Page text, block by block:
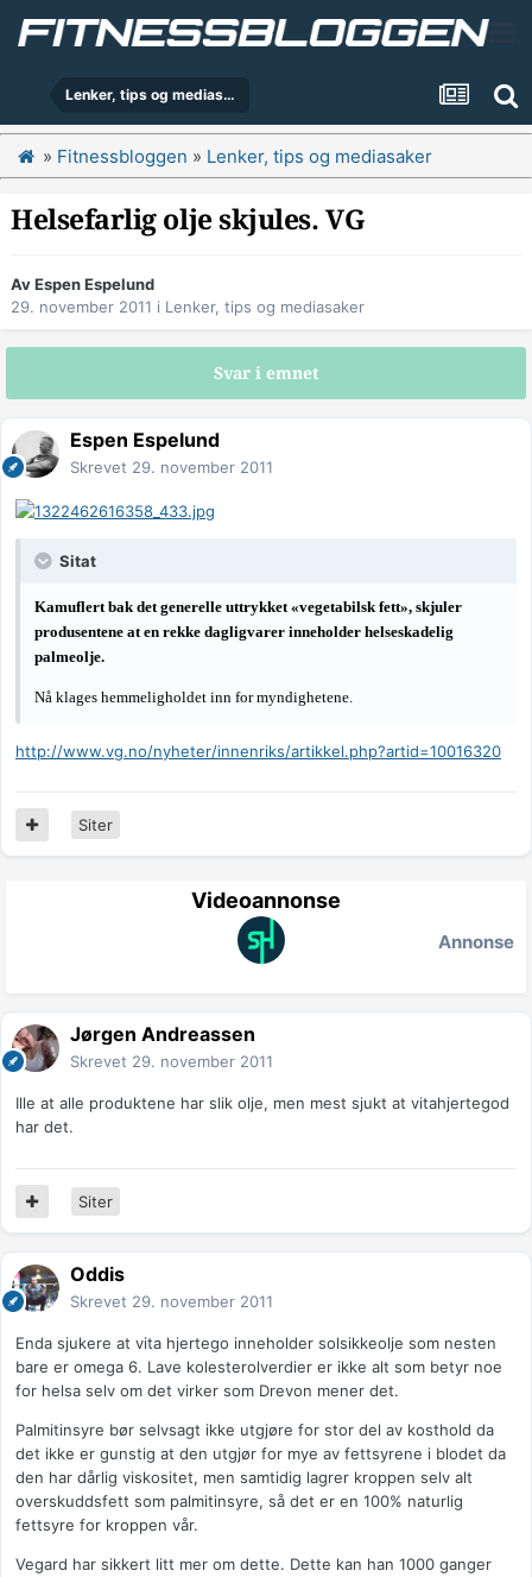
Lenker, tips og mediasaker
» Fitnessbloggen » Lenker, tips og mediasaker
Helsefarlig olje skjules. VG
AvEspen Espelund
29. november 2011 i Lenker, tips og mediasaker
Svar i emnet
Espen Espelund
Skrevet 29. november 2011
Sitat
Kamuflert bak det generelle uttrykket «vegetabilsk fett», skjuler
produsentene at en rekke dagligvarer inneholder helseskadelig
palmeolje.
Nå klages hemmeligholdet inn for myndighetene.
http://www.vg.no/nyheter/innenriks/artikkel.php?artid=10016320
Siter
Videoannonse
Annonse
Jørgen Andreassen
Skrevet 29. november 2011
Ille at alle produktene har slik olje, men mest sjukt at vitahjertegod
har det.
Siter
Oddis
Skrevet 29. november 2011
Enda sjukere at vita hjertego inneholder solsikkeolje som nesten
bare er omega 6. Lave kolesterolverdier er ikke alt som betyr noe
for helsa selv om det virker som Drevon mener det.
Palmitinsyre bør selvsagt ikke utgjøre for stor del av kosthold da
det ikke er gunstig at den utgjør for mye av fettsyrene i blodet da
den har dårlig viskositet, men samtidig lagrer kroppen selv alt
overskuddsfett som palmitinsyre, så det er en 100% naturlig
fettsyre for kroppen vår.
Vegard har sikkert litt mer om dette. Dette kan han 1000 ganger